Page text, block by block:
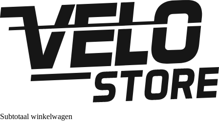
Subtotaal winkelwagen